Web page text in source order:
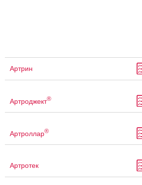
Артрин
Артроджект®
Артроллар®
Артротек